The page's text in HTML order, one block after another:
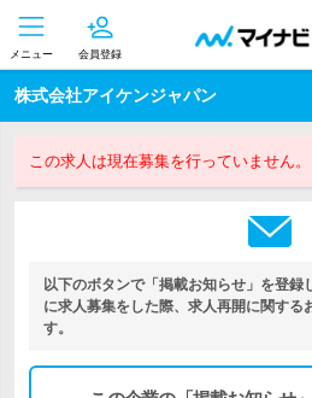
メニュー 会員登録
株式会社アイケンジャパン
この求人は現在募集を行っていません。
以下のボタンで「掲載お知らせ」を登録
に求人募集をした際、求人再開に関する
す。